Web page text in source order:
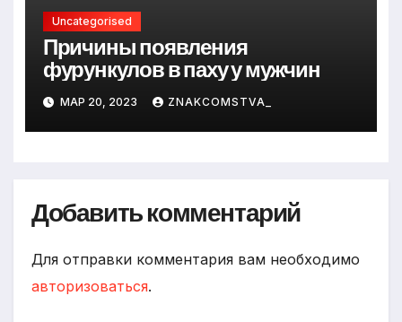
Uncategorised
Причины появления
фурункулов в паху у мужчин
МАР 20, 2023 ZNAKCOMSTVA_
Добавить комментарий
Для отправки комментария вам необходимо
авторизоваться.